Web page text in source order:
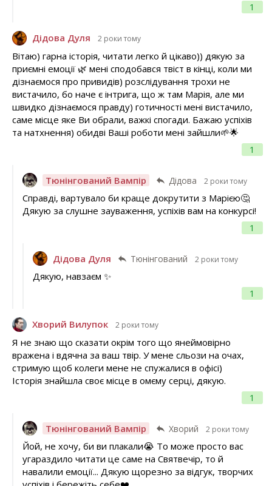
1
Дідова Дуля 2 роки тому
1
Вітаю) гарна історія, читати легко й цікаво)) дякую за
приємні емоції 🌿 мені сподобався твіст в кінці, коли ми
дізнаємося про привидів) розслідування трохи не
вистачило, бо наче є інтрига, що ж там Марія, але ми
швидко дізнаємося правду) готичності мені вистачило,
саме місце яке Ви обрали, важкі спогади. Бажаю успіхів
та натхнення) обидві Ваші роботи мені зайшли🌱🌟
Тюнінгований Вампір Дідова 2 роки тому
1
Справді, вартувало би краще докрутити з Марією🤔
Дякую за слушне зауваження, успіхів вам на конкурсі!
Дідова Дуля Тюнінгований 2 роки тому
1
Дякую, навзаєм ✨
Хворий Вилупок 2 роки тому
1
Я не знаю що сказати окрім того що янеймовірно
вражена і вдячна за ваш твір. У мене сльози на очах,
стримую щоб колеги мене не спужалися в офісі)
Історія знайшла своє місце в омєму серці, дякую.
Тюнінгований Вампір Хворий 2 роки тому
Йой, не хочу, би ви плакали😭 То може просто вас
угараздило читати це саме на Святвечір, то й
навалили емоції... Дякую щорезно за відгук, творчих